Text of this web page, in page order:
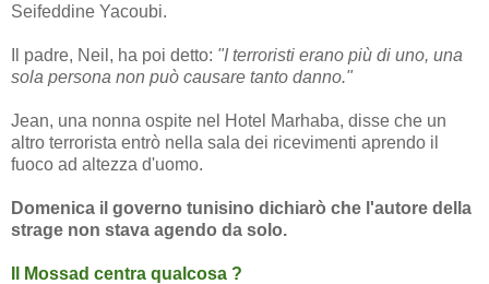
Seifeddine Yacoubi.
Il padre, Neil, ha poi detto: "I terroristi erano più di uno, una
sola persona non può causare tanto danno."
Jean, una nonna ospite nel Hotel Marhaba, disse che un
altro terrorista entrò nella sala dei ricevimenti aprendo il
fuoco ad altezza d'uomo.
Domenica il governo tunisino dichiarò che l'autore della
strage non stava agendo da solo.
Il Mossad centra qualcosa ?